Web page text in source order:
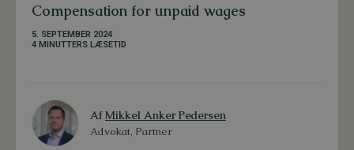
Compensation for unpaid wages
5. SEPTEMBER 2024
4 MINUTTERS LÆSETID
AfMikkel Anker Pedersen
Advokat, Partner